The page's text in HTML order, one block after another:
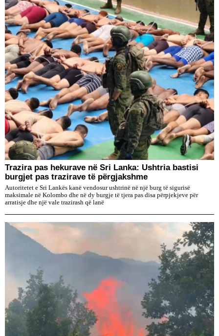
Trazira pas hekurave në Sri Lanka: Ushtria bastisi
burgjet pas trazirave të përgjakshme
Autoritetet e Sri Lankës kanë vendosur ushtrinë në një burg të sigurisë
maksimale në Kolombo dhe në dy burgje të tjera pas disa përpjekjeve për
arratisje dhe një vale trazirash që lanë